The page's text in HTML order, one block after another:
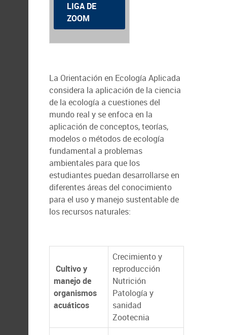
LIGA DE
ZOOM
La Orientación en Ecología Aplicada
considera la aplicación de la ciencia
de la ecología a cuestiones del
mundo real y se enfoca en la
aplicación de conceptos, teorías,
modelos o métodos de ecología
fundamental a problemas
ambientales para que los
estudiantes puedan desarrollarse en
diferentes áreas del conocimiento
para el uso y manejo sustentable de
los recursos naturales:
Cultivo y
manejo de
organismos
acuáticos
Crecimiento y
reproducción
Nutrición
Patología y
sanidad
Zootecnia